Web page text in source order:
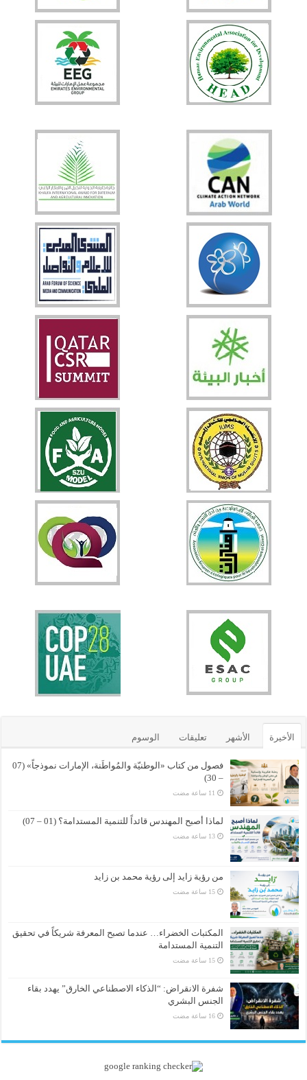
الأخيرة الأشهر تعليقات الوسوم
فصول من كتاب «الوطنيّة والمُواطَنة، الإمارات نموذجاً» (07
– 30)
لماذا أصبح المهندس قائداً للتنمية المستدامة؟ (01 – 07)
من رؤية زايد إلى رؤية محمد بن زايد
المكتبات الخضراء… عندما تصبح المعرفة شريكاً في تحقيق
التنمية المستدامة
شفرة الانقراض: “الذكاء الاصطناعي الخارق” يهدد بقاء
الجنس البشري